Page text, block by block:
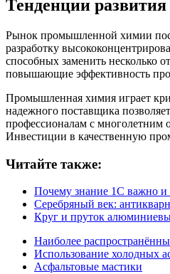
Тенденции
Рынок промышленной химии
разработку
способных заменить несколько
повышающие эффективность
Промышленная химия играет
надежного поставщика
профессионалам с многолетним
Инвестиции в качественную
Читайте также:
Почему знание 1С важно и
Серебряный век:
Круг и пруток
Наиболее
Использование холодных
Асфальтовые мастики